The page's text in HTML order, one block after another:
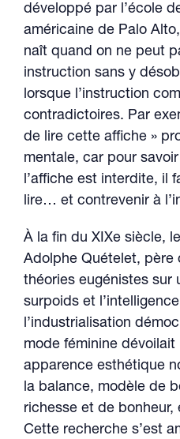
développé par l’école
américaine de Palo
naît quand on ne peut
instruction sans y
lorsque l’instruction
contradictoires. Par
de lire cette affiche »
mentale, car pour
l’affiche est interdite, il
lire… et contrevenir à
À la fin du XIXe siècle,
Adolphe Quételet, père
théories eugénistes sur
surpoids et
l’industrialisation
mode féminine dévoilait
apparence esthétique
la balance, modèle de
richesse et de bonheur,
Cette recherche s’est